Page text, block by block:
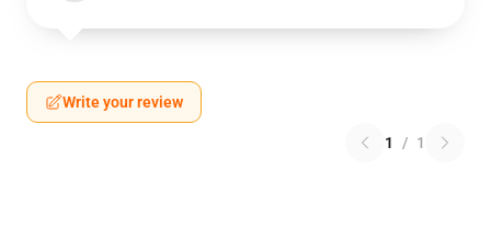
Write your review
1 / 1